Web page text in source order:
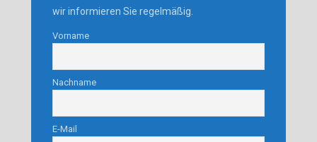
wir informieren Sie regelmäßig.
Vorname
Nachname
E-Mail